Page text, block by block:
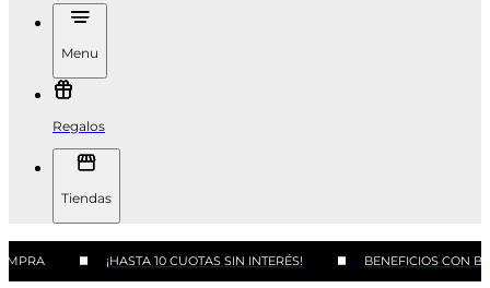
Menu
Regalos
Tiendas
¡HASTA 10 CUOTAS SIN INTERÉS! BENEFICIOS CON